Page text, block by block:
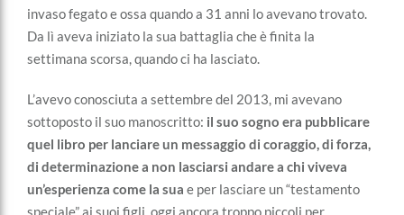
invaso fegato e ossa quando a 31 anni lo avevano trovato.
Da lì aveva iniziato la sua battaglia che è finita la
settimana scorsa, quando ci ha lasciato.
L’avevo conosciuta a settembre del 2013, mi avevano
sottoposto il suo manoscritto: il suo sogno era pubblicare
quel libro per lanciare un messaggio di coraggio, di forza,
di determinazione a non lasciarsi andare a chi viveva
un’esperienza come la sua e per lasciare un “testamento
speciale” ai suoi figli, oggi ancora troppo piccoli per